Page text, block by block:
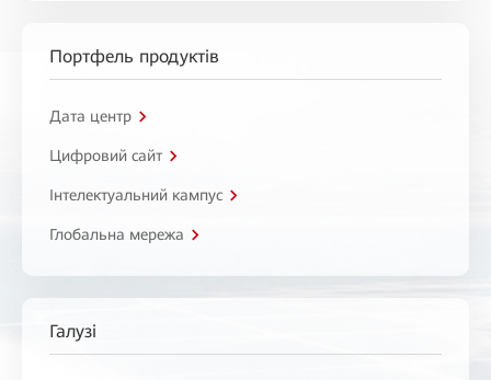
Портфель продуктів
Дата центр
Цифровий сайт
Інтелектуальний кампус
Глобальна мережа
Галузі